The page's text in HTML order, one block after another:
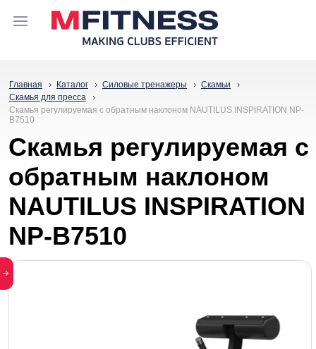
Главная Каталог Силовые тренажеры
Скамьи
Скамья для пресса
Скамья регулируемая с обратным наклоном NAUTILUS INSPIRATION NP-
B7510
Скамья регулируемая с
обратным наклоном
NAUTILUS INSPIRATION
NP-B7510